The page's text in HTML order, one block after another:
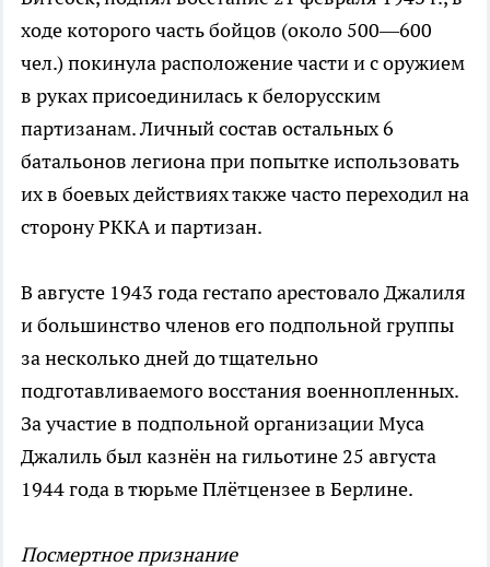
ходе которого часть бойцов (около 500—600
чел.) покинула расположение части и с оружием
в руках присоединилась к белорусским
партизанам. Личный состав остальных 6
батальонов легиона при попытке использовать
их в боевых действиях также часто переходил на
сторону РККА и партизан.
В августе 1943 года гестапо арестовало Джалиля
и большинство членов его подпольной группы
за несколько дней до тщательно
подготавливаемого восстания военнопленных.
За участие в подпольной организации Муса
Джалиль был казнён на гильотине 25 августа
1944 года в тюрьме Плётцензее в Берлине.
Посмертное признание